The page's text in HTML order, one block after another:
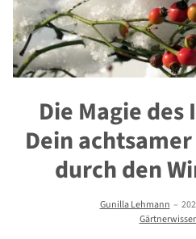
Die Magie
Dein
durch den
Gunilla Lehmann –